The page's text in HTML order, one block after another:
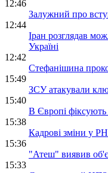
12:46
Залужний про
12:44
Іран розглядав
Україні
12:42
Стефанішина
15:49
ЗСУ атакували
15:40
В Європі фіксують
15:38
Кадрові зміни у
15:36
"Атеш" виявив
15:33